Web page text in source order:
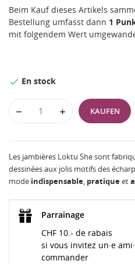
Beim Kauf dieses Artikels
Bestellung umfasst dann 1
mit folgendem Wert
 En stock
KAUFEN
Les jambières Loktu She sont
dessinées aux jolis motifs des
mode indispensable, pratiqueet
Parrainage
CHF 10.- de rabais
si vous invitez un·e
commander